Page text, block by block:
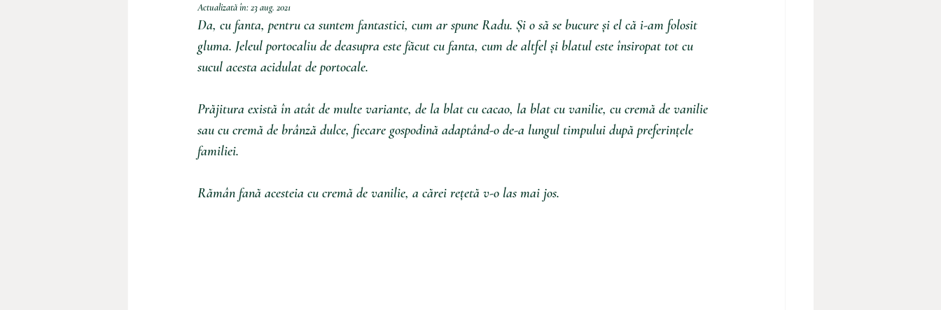
Actualizată în:23 aug. 2021
Da, cu fanta, pentru ca suntem fantastici, cum ar spune Radu. Și o să se bucure și el că i-am folosit
gluma. Jeleul portocaliu de deasupra este făcut cu fanta, cum de altfel și blatul este însiropat tot cu
sucul acesta acidulat de portocale.
Prăjitura există în atât de multe variante, de la blat cu cacao, la blat cu vanilie, cu cremă de vanilie
sau cu cremă de brânză dulce, fiecare gospodină adaptând-o de-a lungul timpului după preferințele
familiei.
Rămân fană acesteia cu cremă de vanilie, a cărei rețetă v-o las mai jos.